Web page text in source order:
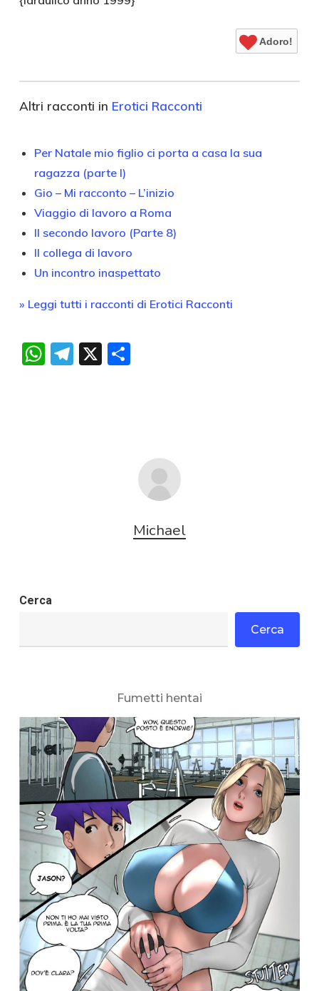
Adoro!
Altri racconti in Erotici Racconti
Per Natale mio figlio ci porta a casa la sua
ragazza (parte I)
Gio – Mi racconto – L’inizio
Viaggio di lavoro a Roma
Il secondo lavoro (Parte 8)
Il collega di lavoro
Un incontro inaspettato
» Leggi tutti i racconti di Erotici Racconti
WhatsApp
Telegram
X Condividi
Michael
Cerca
Cerca
Fumetti hentai